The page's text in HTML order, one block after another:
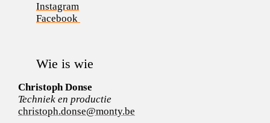
Instagram
Facebook
Wie is wie
Christoph Donse
Techniek en productie
christoph.donse@monty.be